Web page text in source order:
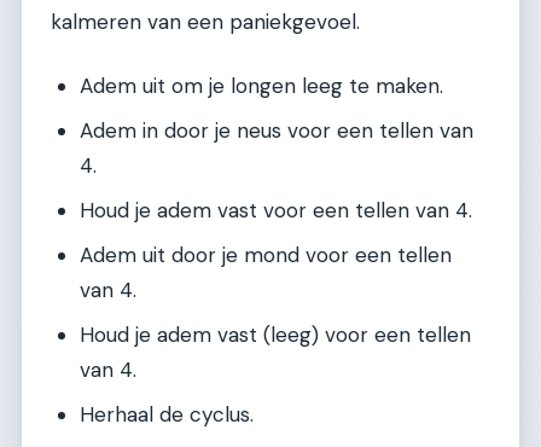
kalmeren van een paniekgevoel.
Adem uit om je longen leeg te maken.
Adem in door je neus voor een tellen van
4.
Houd je adem vast voor een tellen van 4.
Adem uit door je mond voor een tellen
van 4.
Houd je adem vast (leeg) voor een tellen
van 4.
Herhaal de cyclus.